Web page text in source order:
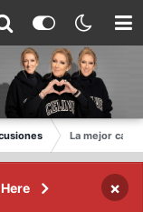
La mejor
×